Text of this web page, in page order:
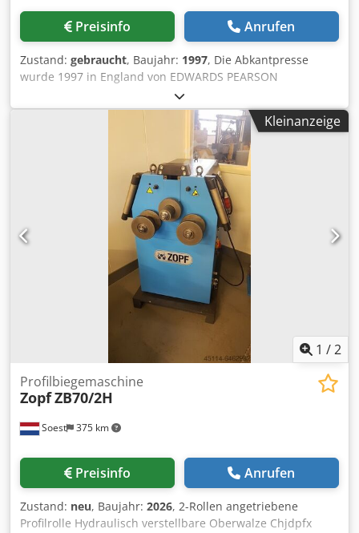
Preisinfo Anrufen
Zustand: gebraucht, Baujahr: 1997, Die Abkantpresse
wurde 1997 in England von EDWARDS PEARSON
hergestellt. Die Abkantpresse ist in gutem Zustand, wird
mit Werkzeug verkauft. Immer pünktlich gewartet und
gepflegt. Die Werkzeugmaschinen sind angeschlossen und
können getestet und inspiziert werden. Spezifikation:
Modell: EDWARDS PEARSON 100/3100 PR6 Baujahr: 1997
Arbeitslänge: 3 100 mm Biegeleistung: 100 T Verfahrweg:
172 mm Abstand zwischen Tisch und Rahmen: 450 mm
Arbeitsgeschwindigkeit: 100 mm/s
Rücklaufgeschwindigkeit: 110 mm/s Achsen: automatisch
X1, X2, Y1, Y2, Z1, Z2, R Werkzeuge: Verfügbar Codpfxorfx
Uto Akcjha Gewicht: 7 T Sonstiges: Neuer Bildschirm vor
kurzem ersetzt, Tastatur für die Benutzerfreundlichkeit
angebracht. Wenn Sie weitere Fragen haben, werden wir
gerne zu beantworten.
Kleinanzeige
1 /2
Soest 375 km
Profilbiegemaschine
ZopfZB70/2H
Preisinfo Anrufen
Zustand: neu, Baujahr: 2026, 2-Rollen angetriebene
Profilrolle Hydraulisch verstellbare Oberwalze Chjdpfx